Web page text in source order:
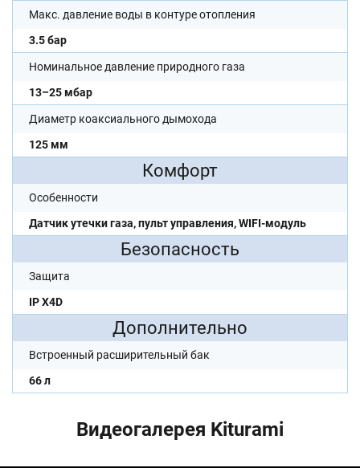
Макс. давление воды в контуре отопления
3.5 бар
Номинальное давление природного газа
13–25 мбар
Диаметр коаксиального дымохода
125 мм
Комфорт
Особенности
Датчик утечки газа, пульт управления, WIFI-модуль
Безопасность
Защита
IP X4D
Дополнительно
Встроенный расширительный бак
66 л
Видеогалерея Kiturami